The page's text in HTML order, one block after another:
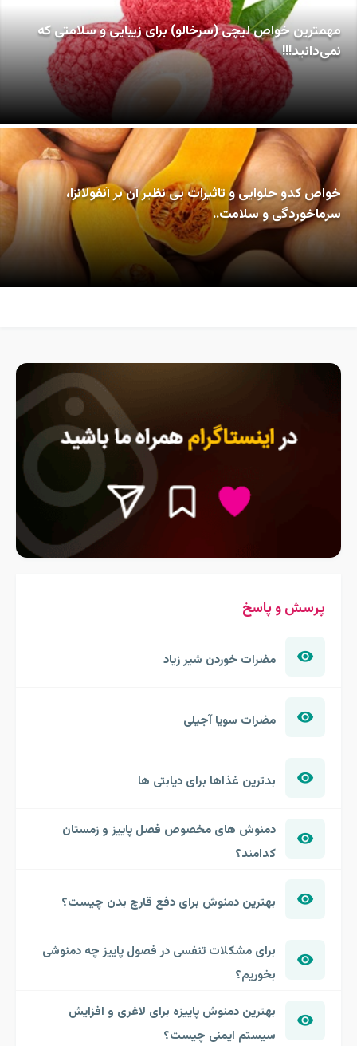
مهمترین خواص لیچی (سرخالو) برای زیبایی و سلامتی که
نمی‌دانید!!!
خواص کدو حلوایی و تاثیرات بی نظیر آن بر آنفولانزا،
سرماخوردگی و سلامت..
پرسش و پاسخ
مضرات خوردن شیر زیاد
مضرات سویا آجیلی
بدترین غذاها برای دیابتی ها
دمنوش های مخصوص فصل پاییز و زمستان
کدامند؟
بهترین دمنوش برای دفع قارچ بدن چیست؟
برای مشکلات تنفسی در فصول پاییز چه دمنوشی
بخوریم؟
بهترین دمنوش پاییزه برای لاغری و افزایش
سیستم ایمنی چیست؟